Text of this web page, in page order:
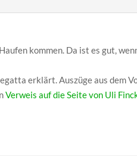
kommen. Da ist es gut,
erklärt. Auszüge aus dem
Verweis auf die Seite von Uli